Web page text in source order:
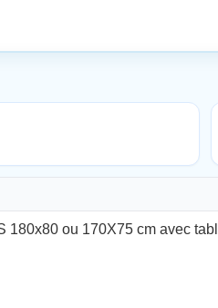
180x80 ou 170X75 cm avec